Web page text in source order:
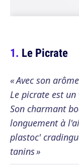
Le Picrate
« Avec son
Le picrate est
Son charmant
longuement à
plastoc'
tanins »